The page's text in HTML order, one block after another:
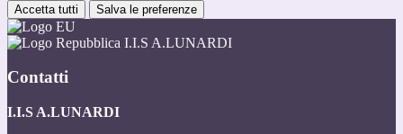
Accetta tutti Salva le preferenze
I.I.S A.LUNARDI
Contatti
I.I.S A.LUNARDI